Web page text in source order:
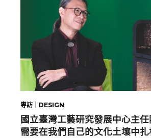
專訪｜DESIGN
國立臺灣工藝研究發展中心主
需要在我們自己的文化土壤中扎